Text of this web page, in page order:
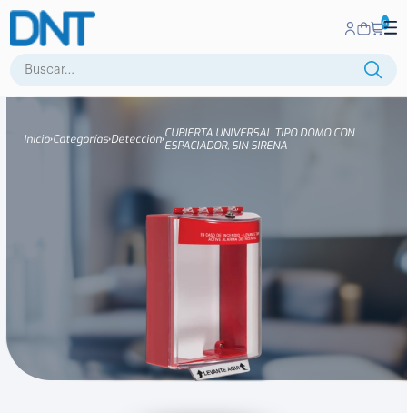
Buscar:
0
Inicio CategoríasDetección CUBIERTA UNIVERSAL TIPO DOMO CON
ESPACIADOR, SIN SIRENA